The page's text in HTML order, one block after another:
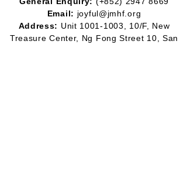
Email: joyful@jmhf.org
Address: Unit 1001-1003
, 10/F, New
Treasure Center, Ng Fong Street 10, San